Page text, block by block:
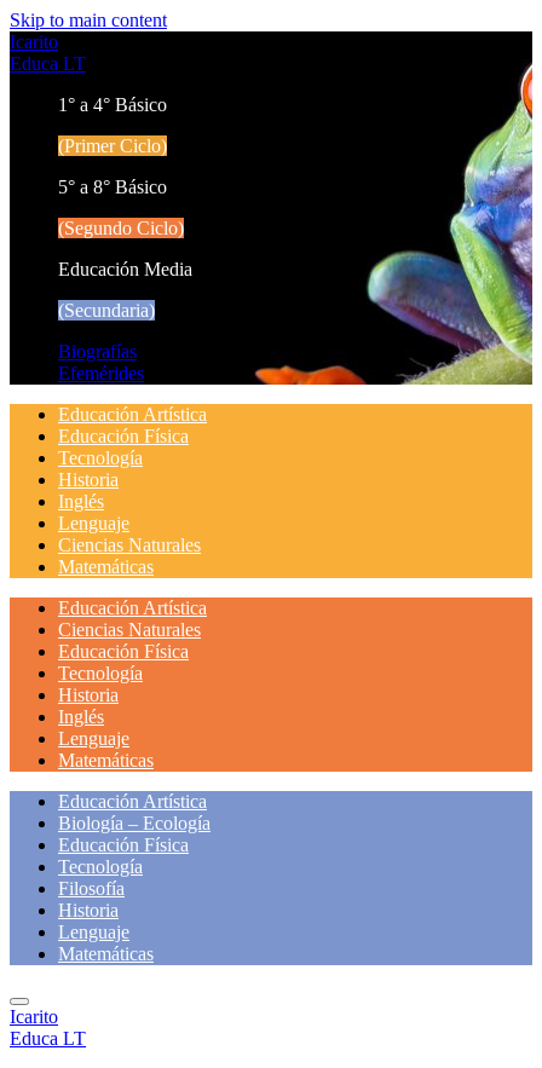
Skip to main content
Icarito
Educa LT
1° a 4° Básico
(Primer Ciclo)
5° a 8° Básico
(Segundo Ciclo)
Educación Media
(Secundaria)
Biografías
Efemérides
Educación Artística
Educación Física
Tecnología
Historia
Inglés
Lenguaje
Ciencias Naturales
Matemáticas
Educación Artística
Ciencias Naturales
Educación Física
Tecnología
Historia
Inglés
Lenguaje
Matemáticas
Educación Artística
Biología – Ecología
Educación Física
Tecnología
Filosofía
Historia
Lenguaje
Matemáticas
Icarito
Educa LT